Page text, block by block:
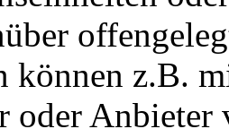
können z.B.
oder